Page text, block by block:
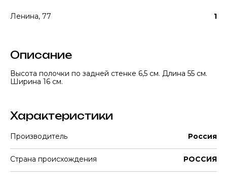
Ленина, 77 1
Описание
Высота полочки по задней стенке 6,5 см. Длина 55 см.
Ширина 16 см.
Характеристики
Производитель Россия
Страна происхождения РОССИЯ